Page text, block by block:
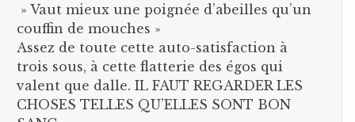
» Vaut mieux une poignée d’abeilles qu’un
couffin de mouches »
Assez de toute cette auto-satisfaction à
trois sous, à cette flatterie des égos qui
valent que dalle. IL FAUT REGARDER LES
CHOSES TELLES QU’ELLES SONT BON